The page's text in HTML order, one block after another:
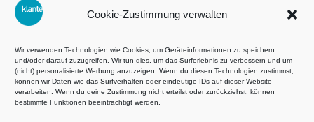
Cookie-Zustimmung verwalten
Wir verwenden Technologien wie Cookies, um Geräteinformationen zu speichern
und/oder darauf zuzugreifen. Wir tun dies, um das Surferlebnis zu verbessern und um
(nicht) personalisierte Werbung anzuzeigen. Wenn du diesen Technologien zustimmst,
können wir Daten wie das Surfverhalten oder eindeutige IDs auf dieser Website
verarbeiten. Wenn du deine Zustimmung nicht erteilst oder zurückziehst, können
bestimmte Funktionen beeinträchtigt werden.
Bei Flutlicht
08:00 bis
22:30 Uhr
Öffnungszeiten
weitere